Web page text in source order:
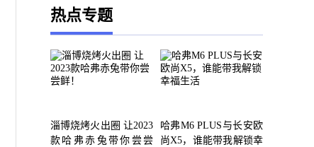
热点专题
淄博烧烤火出圈 让2023
款哈弗赤兔带你尝尝
哈弗M6 PLUS与长安欧
尚X5，谁能带我解锁幸